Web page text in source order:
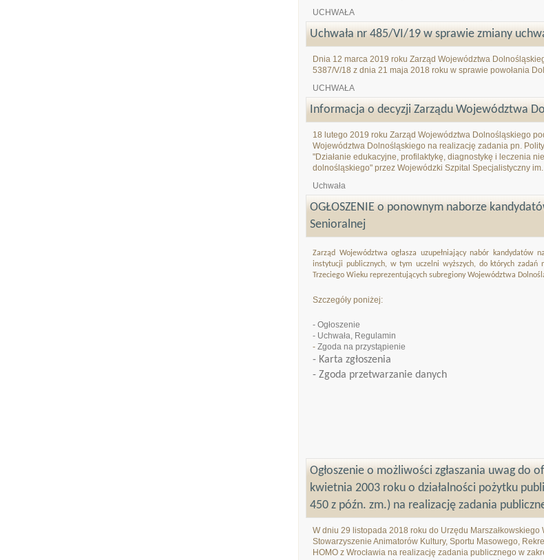
UCHWAŁA
Uchwała nr 485/VI/19 w sprawie zmiany
Dnia 12 marca 2019 roku Zarząd Województwa
5387/V/18 z dnia 21 maja 2018 roku w sprawie powołania
UCHWAŁA
Informacja o decyzji Zarządu Województwa
18 lutego 2019 roku Zarząd Województwa Dolnośląskiego
Województwa Dolnośląskiego na realizację zadania pn.
"Działanie edukacyjne, profilaktykę, diagnostykę i leczenia
dolnośląskiego" przez Wojewódzki Szpital Specjalistyczny
Uchwała
OGŁOSZENIE o ponownym naborze
Senioralnej
Zarząd Województwa ogłasza uzupełniający nabór kandydatów
instytucji publicznych, w tym uczelni wyższych, do których zadań
Trzeciego Wieku reprezentujących subregiony Województwa
Szczegóły poniżej:
- Ogłoszenie
- Uchwała, Regulamin
- Zgoda na przystąpienie
- Karta zgłoszenia
- Zgoda przetwarzanie danych
Ogłoszenie o możliwości zgłaszania uwag
kwietnia 2003 roku o działalności pożytku
450 z późn. zm.) na realizację zadania
W dniu 29 listopada 2018 roku do Urzędu
Stowarzyszenie Animatorów Kultury, Sportu Masowego,
HOMO z Wrocławia na realizację zadania publicznego w